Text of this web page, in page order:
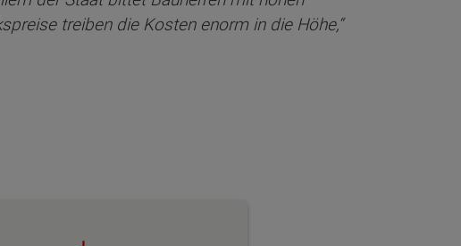
treiben die Kosten enorm in die Höhe,“